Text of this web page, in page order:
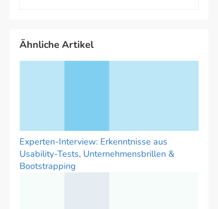
Ähnliche Artikel
Experten-Interview: Erkenntnisse aus
Usability-Tests, Unternehmensbrillen &
Bootstrapping